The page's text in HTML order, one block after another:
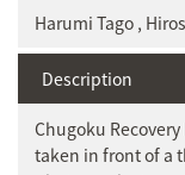
Harumi Tago ,
Description
Chugoku
taken in front of a